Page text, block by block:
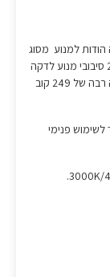
למנוע מסוג
DC עם 6 מהירויות כשהמהירות המקסימלית הינה 210 סיבובי מנוע לדקה
והספק מנוע מקסימלי של 36W שמזרים אוויר בעוצמה רבה של 249 קוב
מ"ר והוא מיועד לשימוש פנימי